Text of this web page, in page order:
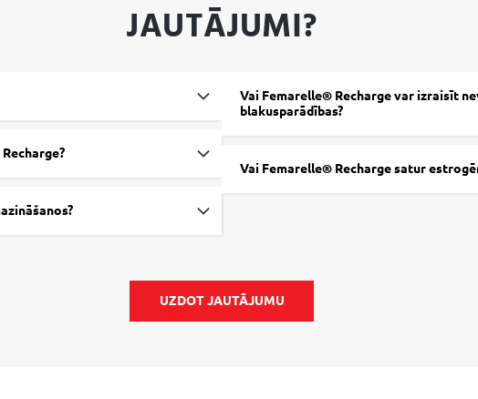
JAUTĀJUMI?
Vai Femarelle® Recharge var izraisīt
blakusparādības?
Vai Femarelle® Recharge satur
UZDOT JAUTĀJUMU